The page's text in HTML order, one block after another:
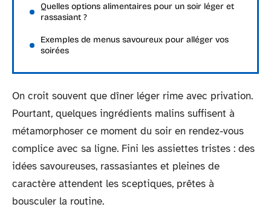
Quelles options alimentaires pour un soir léger et
rassasiant ?
Exemples de menus savoureux pour alléger vos
soirées
On croit souvent que dîner léger rime avec privation.
Pourtant, quelques ingrédients malins suffisent à
métamorphoser ce moment du soir en rendez-vous
complice avec sa ligne. Fini les assiettes tristes : des
idées savoureuses, rassasiantes et pleines de
caractère attendent les sceptiques, prêtes à
bousculer la routine.